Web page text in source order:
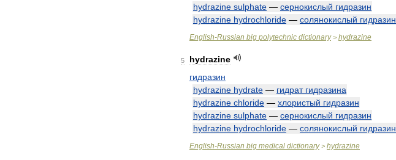
hydrazine sulphate — сернокислый гидразин
hydrazine hydrochloride — солянокислый гидразин
English-Russian big polytechnic dictionary> hydrazine
5
hydrazine
гидразин
hydrazine hydrate — гидрат гидразина
hydrazine chloride — хлористый гидразин
hydrazine sulphate — сернокислый гидразин
hydrazine hydrochloride — солянокислый гидразин
English-Russian big medical dictionary> hydrazine